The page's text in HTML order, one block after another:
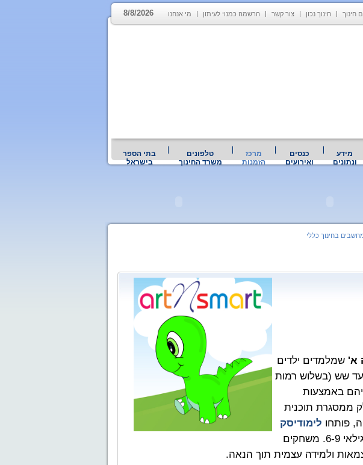
חינוך חינוך נכון צור קשר הרשמה כמנוי לעיתון מי אנחנו 8/8/2026
מידע
ונתונים
כנסים
ואירועים
מרכז
הזמנות
טלפונים
משרד החינוך
בתי הספר
בישראל
בחינוך כללי
א' שמלמדים ילדים
עד שש (בשלוש רמות
ילדיהם באמצעות
ממסגרת תוכנית
פותחו לימודיסק
לגילאי 6-9. משחקים
ולמידה עצמית תוך הנאה.